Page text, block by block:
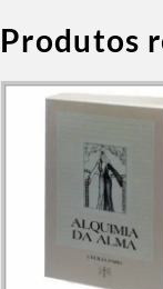
Produtos